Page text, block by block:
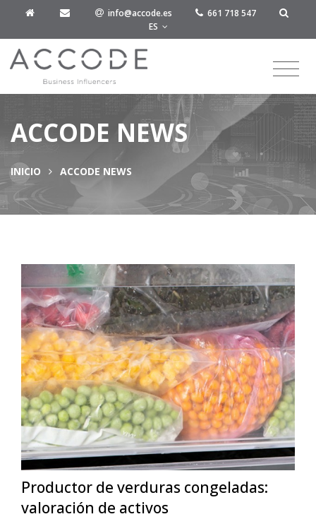
info@accode.es
661 718 547
ES
ACCODE NEWS
INICIO ACCODE NEWS
Productor de verduras congeladas:
valoración de activos